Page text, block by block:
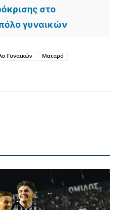
στο
γυναικών
Γυναικών
Ματαρό